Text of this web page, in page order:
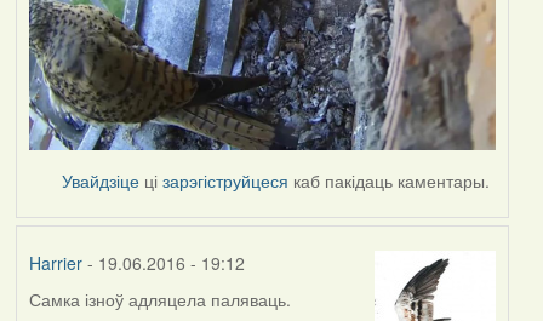
Увайдзіце цізарэгіструйцеся каб пакідаць каментары.
Harrier- 19.06.2016 - 19:12
Самка ізноў адляцела паляваць.